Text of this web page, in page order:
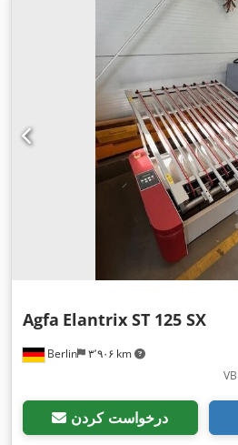
Berlin ۳٬۹۰۶ km
Agfa Elantrix ST 125 SX
درخواست کردن